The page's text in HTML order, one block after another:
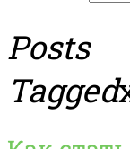
Posts
Tagged